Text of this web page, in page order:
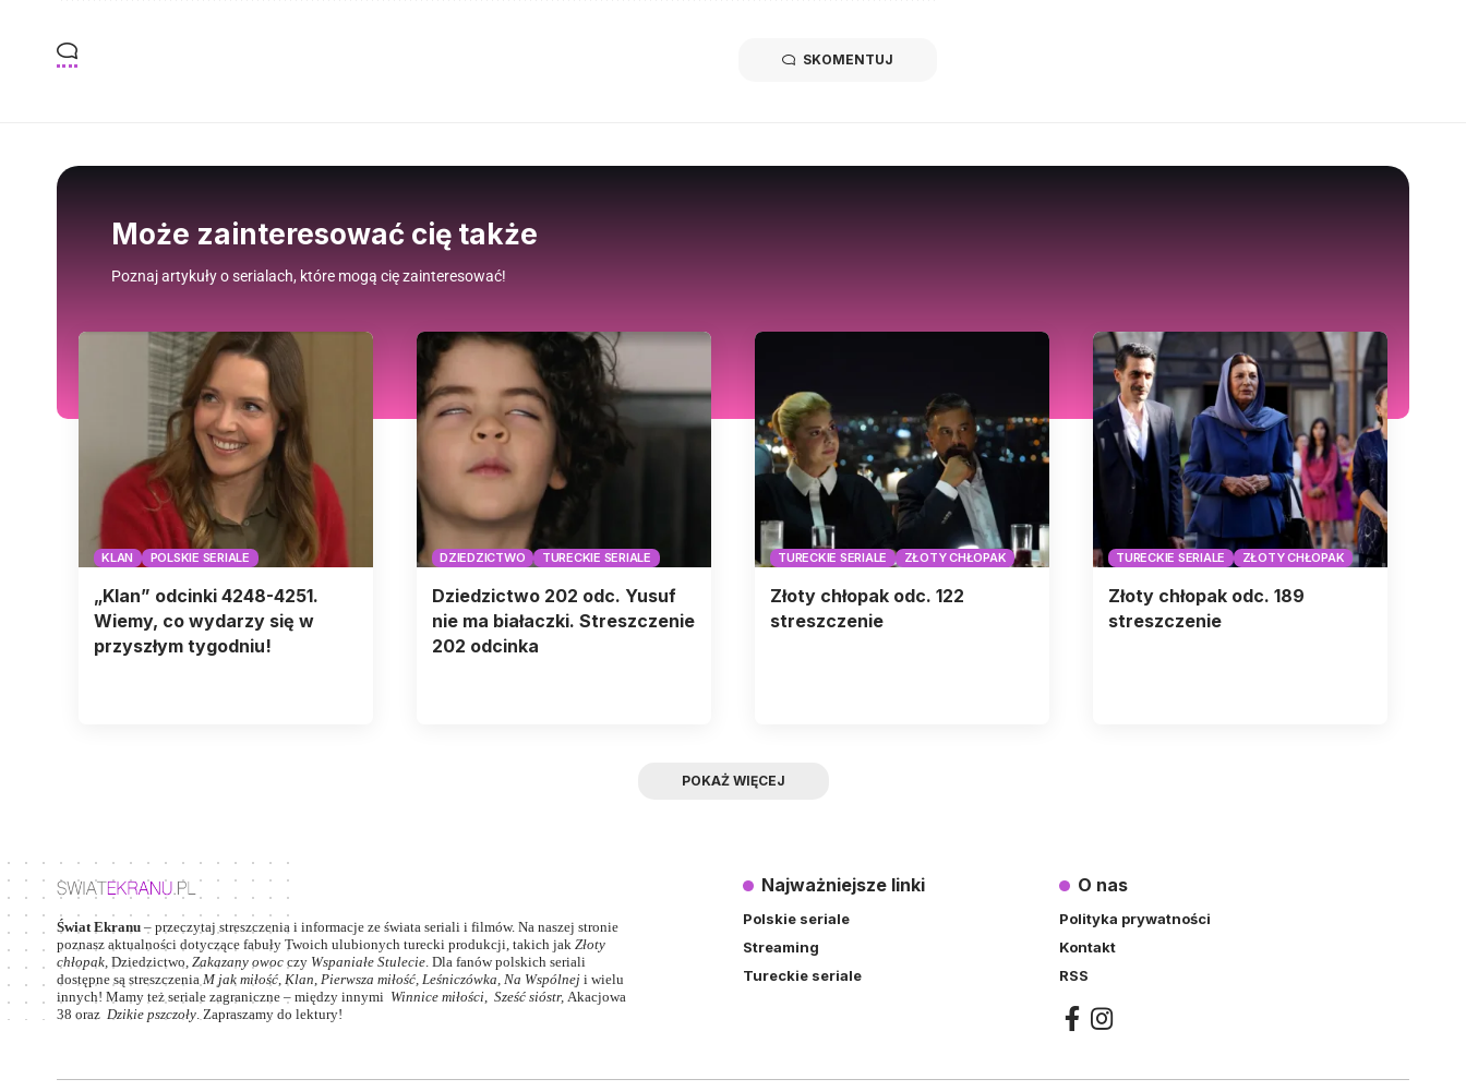
SKOMENTUJ
Może zainteresować cię także
Poznaj artykuły o serialach, które mogą cię zainteresować!
KLAN POLSKIE SERIALE
„Klan” odcinki 4248-4251.
Wiemy, co wydarzy się w
przyszłym tygodniu!
DZIEDZICTWO TURECKIE SERIALE
Dziedzictwo 202 odc. Yusuf
nie ma białaczki. Streszczenie
202 odcinka
TURECKIE SERIALE ZŁOTY CHŁOPAK
Złoty chłopak odc. 122
streszczenie
TURECKIE SERIALE ZŁOTY CHŁOPAK
Złoty chłopak odc. 189
streszczenie
POKAŻ WIĘCEJ
Świat Ekranu – przeczytaj streszczenia i informacje ze świata seriali i filmów. Na naszej stronie
poznasz aktualności dotyczące fabuły Twoich ulubionych turecki produkcji, takich jak Złoty
chłopak Dziedzictwo Zakazany owoc czy Wspaniałe Stulecie . Dla fanów polskich seriali
dostępne są streszczenia M jak miłość Klan Pierwsza miłość, Leśniczówka Na Wspólnej i wielu
innych! Mamy też seriale zagraniczne – między innymi Winnice miłości Sześć sióstr, Akacjowa
38 oraz Dzikie pszczoły . Zapraszamy do lektury!
Najważniejsze linki
Polskie seriale
Streaming
Tureckie seriale
O nas
Polityka prywatności
Kontakt
RSS